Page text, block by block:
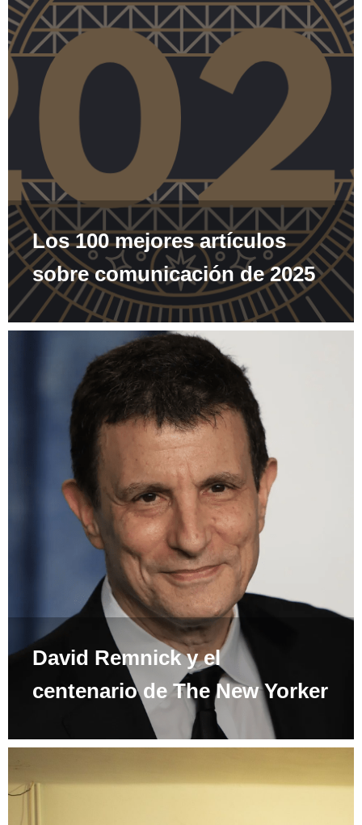
Los 100 mejores artículos
sobre comunicación de 2025
David Remnick y el
centenario de The New Yorker